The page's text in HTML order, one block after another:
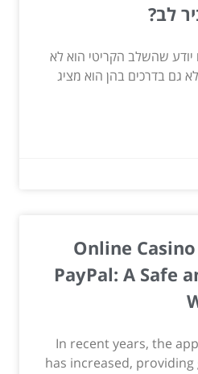
לב?
שהשלב הקריטי הוא לא
גם בדרכים בהן הוא מציג
Online
PayPal: A Safe
In recent years, the
has increased,